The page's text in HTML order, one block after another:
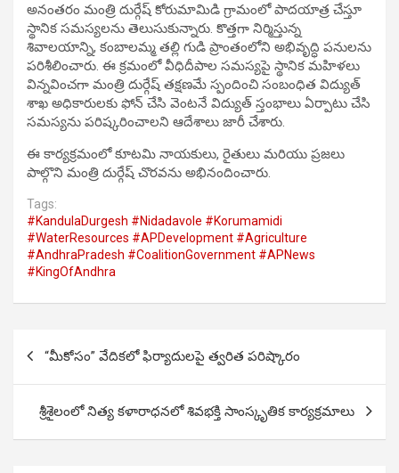
అనంతరం మంత్రి దుర్గేష్ కోరుమామిడి గ్రామంలో పాదయాత్ర చేస్తూ
స్థానిక సమస్యలను తెలుసుకున్నారు. కొత్తగా నిర్మిస్తున్న
శివాలయాన్ని, కంబాలమ్మ తల్లి గుడి ప్రాంతంలోని అభివృద్ధి పనులను
పరిశీలించారు. ఈ క్రమంలో వీధిదీపాల సమస్యపై స్థానిక మహిళలు
విన్నవించగా మంత్రి దుర్గేష్ తక్షణమే స్పందించి సంబంధిత విద్యుత్
శాఖ అధికారులకు ఫోన్ చేసి వెంటనే విద్యుత్ స్తంభాలు ఏర్పాటు చేసి
సమస్యను పరిష్కరించాలని ఆదేశాలు జారీ చేశారు.
ఈ కార్యక్రమంలో కూటమి నాయకులు, రైతులు మరియు ప్రజలు
పాల్గొని మంత్రి దుర్గేష్ చొరవను అభినందించారు.
Tags:
#KandulaDurgesh #Nidadavole #Korumamidi
#WaterResources #APDevelopment #Agriculture
#AndhraPradesh #CoalitionGovernment #APNews
#KingOfAndhra
“మీకోసం” వేదికలో ఫిర్యాదులపై త్వరిత పరిష్కారం
శ్రీశైలంలో నిత్య కళారాధనలో శివభక్తి సాంస్కృతిక కార్యక్రమాలు